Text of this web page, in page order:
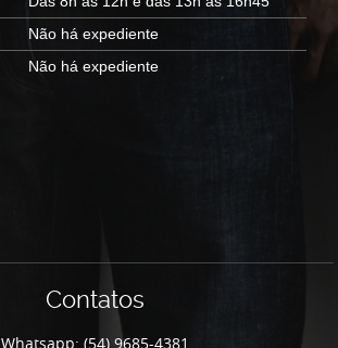
Não há expediente
Não há expediente
Contatos
Whatsapp: (54) 9685-4381